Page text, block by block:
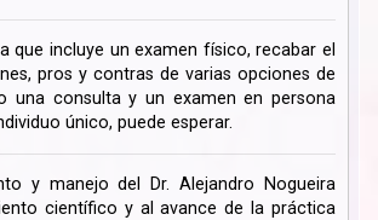
incluye un examen físico, recabar el
pros y contras de varias opciones de
una consulta y un examen en persona
único, puede esperar.
y manejo del Dr. Alejandro Nogueira
científico y al avance de la práctica